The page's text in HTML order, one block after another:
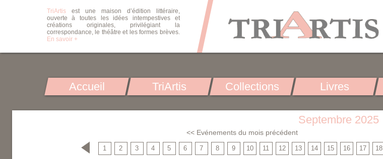
TriArtisest une maison d’édition littéraire,
ouverte à toutes les idées intempestives et
créations originales, privilégiant la
correspondance, le théâtre et les formes brèves.
En savoir +
Accueil TriArtis Collections Livres
Septembre 2025
<< Evénements du mois précédent
1 2 3 4 5 6 7 8 9 10 11 12 13 14 15 16 17 18